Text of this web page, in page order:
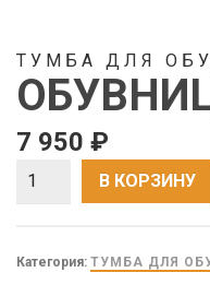
ТУМБА ДЛЯ
7 950 ₽
КоличествоВ КОРЗИНУ
Категория: ТУМБА ДЛЯ